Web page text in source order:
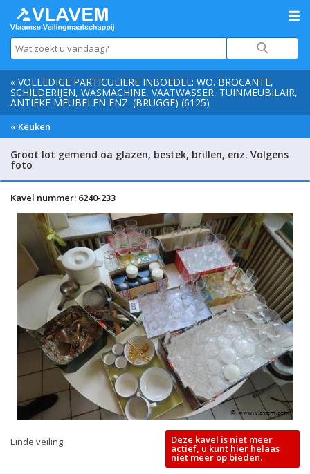
« VOLLEDIGE PARTICULIERE INBOEDEL: WO. BROCANTE,
SCHILDERIJEN, WASMACHINE, VAATWASSER, TUINMEUBILAIR,
ANTIEKE MEUBELEN ENZ. (BRUGGE) (6125)
« Keuken
Groot lot gemend oa glazen, bestek, brillen, enz. Volgens
foto
Kavel nummer: 6240-233
Einde veiling Deze kavel is niet meer
actief, u kunt hier helaas
niet meer op bieden.